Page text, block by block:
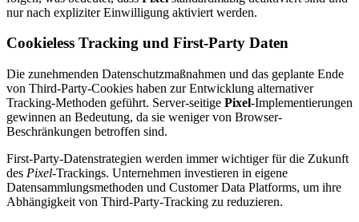
nur nach expliziter Einwilligung aktiviert werden.
Cookieless Tracking und First-Party Daten
Die zunehmenden Datenschutzmaßnahmen und das geplante Ende
von Third-Party-Cookies haben zur Entwicklung alternativer
Tracking-Methoden geführt. Server-seitige Pixel-Implementierungen
gewinnen an Bedeutung, da sie weniger von Browser-
Beschränkungen betroffen sind.
First-Party-Datenstrategien werden immer wichtiger für die Zukunft
des Pixel-Trackings. Unternehmen investieren in eigene
Datensammlungsmethoden und Customer Data Platforms, um ihre
Abhängigkeit von Third-Party-Tracking zu reduzieren.